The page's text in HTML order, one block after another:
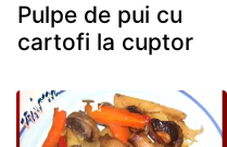
Pulpe de pui cu
cartofi la cuptor